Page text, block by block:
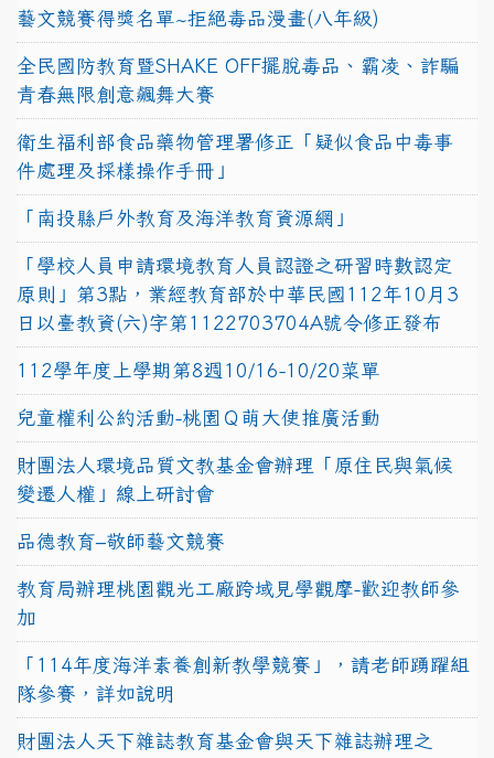
藝文競賽得獎名單~拒絕毒品漫畫(八年級)
全民國防教育暨SHAKE OFF擺脫毒品、霸凌、詐騙
青春無限創意飆舞大賽
衛生福利部食品藥物管理署修正「疑似食品中毒事
件處理及採樣操作手冊」
「南投縣戶外教育及海洋教育資源網」
「學校人員申請環境教育人員認證之研習時數認定
原則」第3點，業經教育部於中華民國112年10月3
日以臺教資(六)字第1122703704A號令修正發布
112學年度上學期第8週10/16-10/20菜單
兒童權利公約活動-桃園Ｑ萌大使推廣活動
財團法人環境品質文教基金會辦理「原住民與氣候
變遷人權」線上研討會
品德教育–敬師藝文競賽
教育局辦理桃園觀光工廠跨域見學觀摩-歡迎教師參
加
「114年度海洋素養創新教學競賽」，請老師踴躍組
隊參賽，詳如說明
財團法人天下雜誌教育基金會與天下雜誌辦理之